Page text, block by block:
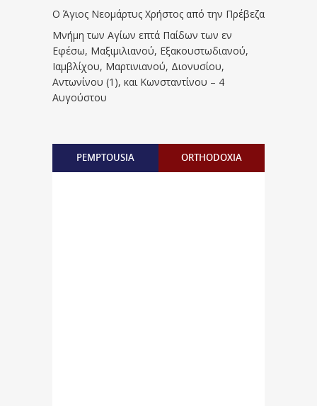
Ο Άγιος Νεομάρτυς Χρήστος από την Πρέβεζα
Μνήμη των Aγίων επτά Παίδων των εν
Eφέσω, Mαξιμιλιανού, Eξακουστωδιανού,
Iαμβλίχου, Mαρτινιανού, Διονυσίου,
Aντωνίνου (1), και Kωνσταντίνου – 4
Αυγούστου
PEMPTOUSIA ORTHODOXIA